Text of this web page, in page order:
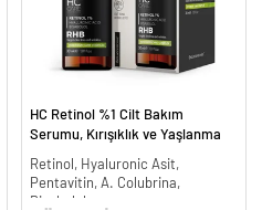
HC Retinol %1 Cilt Bakım
Serumu, Kırışıklık ve Yaşlanma
Retinol, Hyaluronic Asit,
Pentavitin, A. Colubrina,
Bisabolol